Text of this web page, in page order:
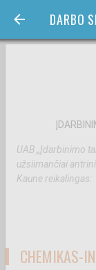
DARBO
UAB „Įdarbinimo
užsiimančiai
Kaune reikalingas:
CHEMIKAS-